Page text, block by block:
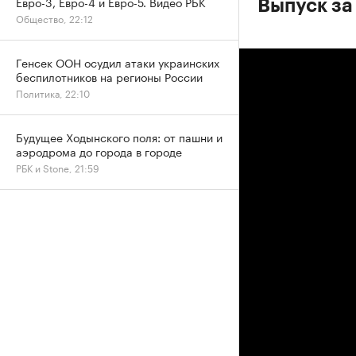
Выпуск
Общество, 22:12
Генсек ООН осудил атаки украинских
беспилотников на регионы России
Политика, 22:10
Будущее Ходынского поля: от пашни и
аэродрома до города в городе
РБК и Stone, 21:59